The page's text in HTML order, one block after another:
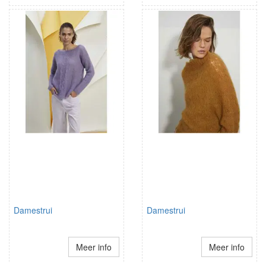
Damestrui
Meer info
Damestrui
Meer info